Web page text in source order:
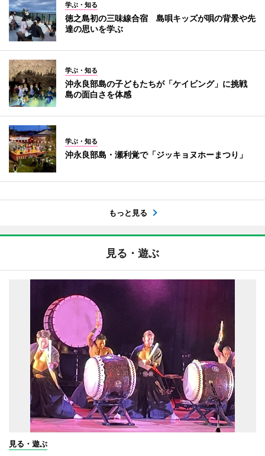
学ぶ・知る
徳之島初の三味線合宿 島唄キッズが唄の背景や先
達の思いを学ぶ
学ぶ・知る
沖永良部島の子どもたちが「ケイビング」に挑戦
島の面白さを体感
学ぶ・知る
沖永良部島・瀬利覚で「ジッキョヌホーまつり」
もっと見る
見る・遊ぶ
見る・遊ぶ